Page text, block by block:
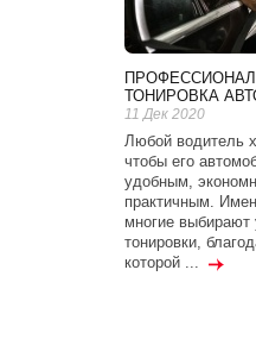
ТОНИРОВКА
11 Дек 2020
Любой водитель
чтобы его
удобным,
практичным.
многие выбирают
тонировки,
которой ...